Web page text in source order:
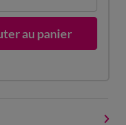
au panier